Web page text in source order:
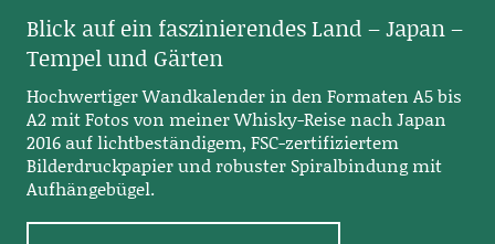
Blick auf ein faszinierendes Land – Japan –
Tempel und Gärten
Hochwertiger Wandkalender in den Formaten A5 bis
A2 mit Fotos von meiner Whisky-Reise nach Japan
2016 auf lichtbeständigem, FSC-zertifiziertem
Bilderdruckpapier und robuster Spiralbindung mit
Aufhängebügel.